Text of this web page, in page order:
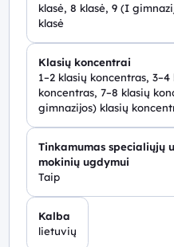
klasė, 8 klasė, 9 (I
klasė
Klasių koncentrai
1–2 klasių koncentras,
koncentras, 7–8 klasių
gimnazijos) klasių
Tinkamumas specialiųjų
mokinių ugdymui
Taip
Kalba
lietuvių